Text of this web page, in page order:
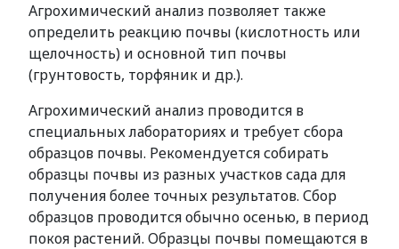
Агрохимический анализ позволяет также
определить реакцию почвы (кислотность или
щелочность) и основной тип почвы
(грунтовость, торфяник и др.).
Агрохимический анализ проводится в
специальных лабораториях и требует сбора
образцов почвы. Рекомендуется собирать
образцы почвы из разных участков сада для
получения более точных результатов. Сбор
образцов проводится обычно осенью, в период
покоя растений. Образцы почвы помещаются в